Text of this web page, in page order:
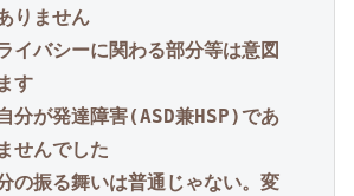
りません
イバシーに関わる部分等は意図
す
分が発達障害(ASD兼HSP)であ
せんでした
の振る舞いは普通じゃない。変